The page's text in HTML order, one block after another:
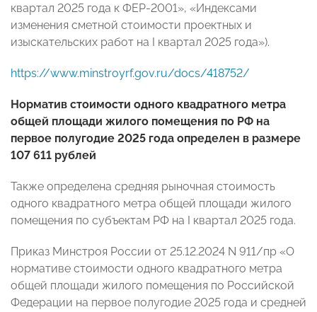
квартал 2025 года к ФЕР-2001», «Индексами
изменения сметной стоимости проектных и
изыскательских работ на I квартал 2025 года»).
https://www.minstroyrf.gov.ru/docs/418752/
Норматив стоимости одного квадратного метра
общей площади жилого помещения по РФ на
первое полугодие 2025 года определен в размере
107 611 рублей
Также определена средняя рыночная стоимость
одного квадратного метра общей площади жилого
помещения по субъектам РФ на I квартал 2025 года.
Приказ Минстроя России от 25.12.2024 N 911/пр «О
нормативе стоимости одного квадратного метра
общей площади жилого помещения по Российской
Федерации на первое полугодие 2025 года и средней